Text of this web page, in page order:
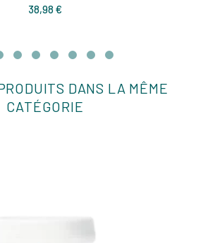
38,98 €
DANS LA MÊME
CATÉGORIE